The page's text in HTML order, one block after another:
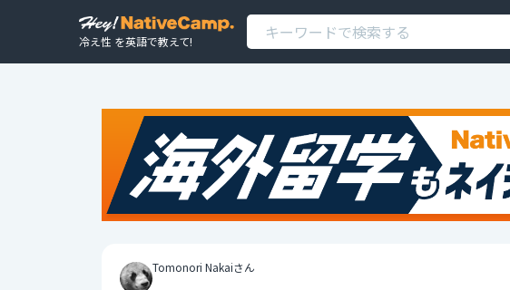
冷え性 を英語で教えて!
Tomonori Nakaiさん